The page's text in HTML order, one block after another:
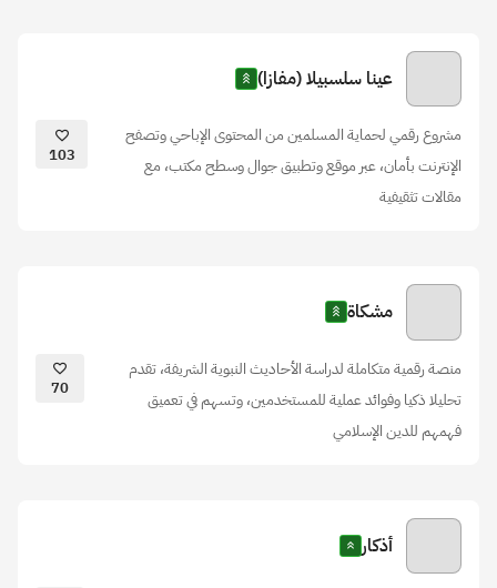
عينا سلسبيلا (مفازا)
مشروع رقمي لحماية المسلمين من المحتوى الإباحي وتصفح
الإنترنت بأمان، عبر موقع وتطبيق جوال وسطح مكتب، مع
مقالات تثقيفية
103
مشكاة
منصة رقمية متكاملة لدراسة الأحاديث النبوية الشريفة، تقدم
تحليلا ذكيا وفوائد عملية للمستخدمين، وتسهم في تعميق
فهمهم للدين الإسلامي
70
أذكار